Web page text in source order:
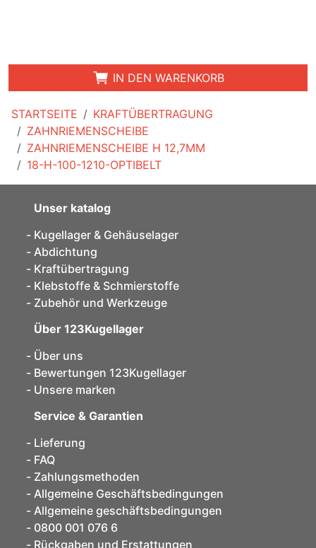
STARTSEITE
KRAFTÜBERTRAGUNG
ZAHNRIEMENSCHEIBE
ZAHNRIEMENSCHEIBE H 12,7MM
18-H-100-1210-OPTIBELT
IN DEN WARENKORB
Unser katalog
Kugellager & Gehäuselager
Abdichtung
Kraftübertragung
Klebstoffe & Schmierstoffe
Zubehör und Werkzeuge
Über 123Kugellager
Über uns
Bewertungen 123Kugellager
Unsere marken
Service & Garantien
Lieferung
FAQ
Zahlungsmethoden
Allgemeine Geschäftsbedingungen
Allgemeine geschäftsbedingungen
0800 001 076 6
Rückgaben und Erstattungen